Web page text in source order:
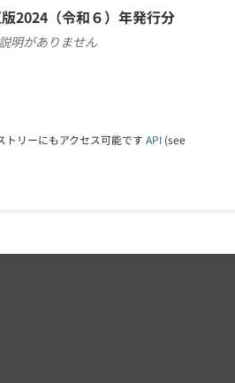
2024（令和６）年発行分
明がありません
トリーにもアクセス可能です API (see